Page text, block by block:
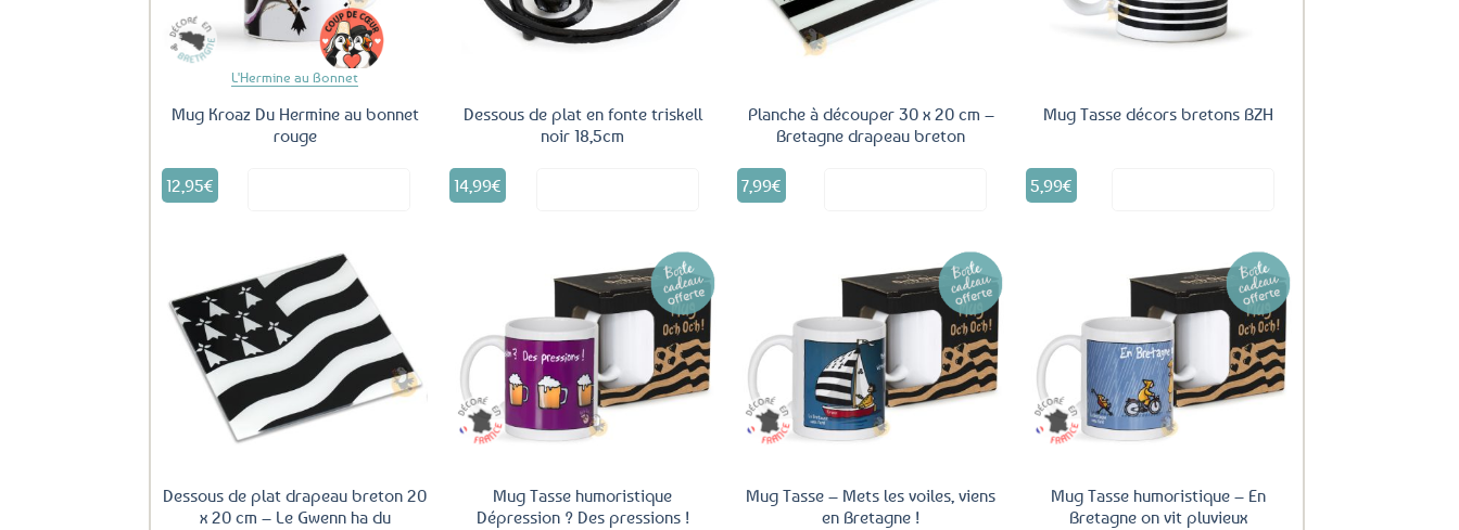
L'Hermine au Bonnet
Mug Kroaz Du Hermine au bonnet
rouge
12,95€
Dessous de plat en fonte triskell
noir 18,5cm
14,99€
Planche à découper 30 x 20 cm –
Bretagne drapeau breton
7,99€
Mug Tasse décors bretons BZH
5,99€
Ajouter
favoris
Dessous de plat drapeau breton 20
x 20 cm – Le Gwenn ha du
Ajouter
aux
favoris
Mug Tasse humoristique
Dépression ? Des pressions !
Ajouter
aux
favoris
Mug Tasse – Mets les voiles, viens
en Bretagne !
Ajouter
aux
favoris
Mug Tasse humoristique – En
Bretagne on vit pluvieux